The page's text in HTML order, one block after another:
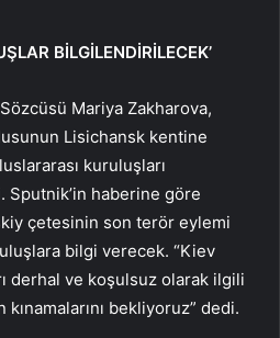
BİLGİLENDİRİLECEK’
Mariya Zakharova,
Lisichansk kentine
kuruluşları
haberine göre
çetesinin son terör eylemi
bilgi verecek. “Kiev
derhal ve koşulsuz olarak ilgili
bekliyoruz” dedi.